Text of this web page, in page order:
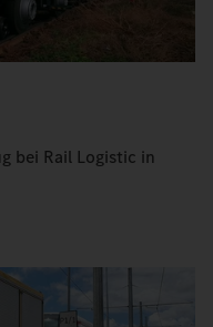
bei Rail Logistic in